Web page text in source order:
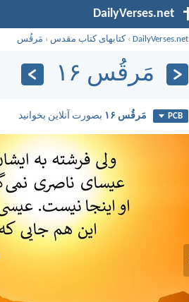
DailyVerses.net
DailyVerses.net
›کتابهای کتاب مقدس › مَرقُس
مَرقُس ۱۶
PCB مَرقُس ۱۶ بصورت آنلاین بخوانید